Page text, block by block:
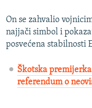
On se zahvalio
najjači simbol i
posvećena stabilnosti
Škotska
referendum o